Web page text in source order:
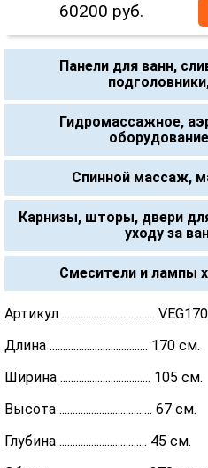
60200 руб.
Панели для ванн,
Гидромассажное,
Спинной массаж,
Карнизы, шторы, двери
уходу за
Смесители и лампы
Артикул ...................................
Длина ..................................... 170 см.
Ширина .................................. 105 см.
Высота ................................... 67 см.
Глубина ................................. 45 см.